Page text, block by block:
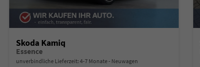
Skoda Kamiq
Essence
unverbindliche Lieferzeit: 4-7 Monate Neuwagen